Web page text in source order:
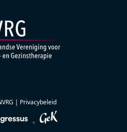
| Privacybeleid